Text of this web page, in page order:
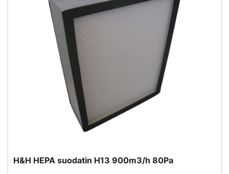
H&H HEPA suodatin H13 900m3/h 80Pa